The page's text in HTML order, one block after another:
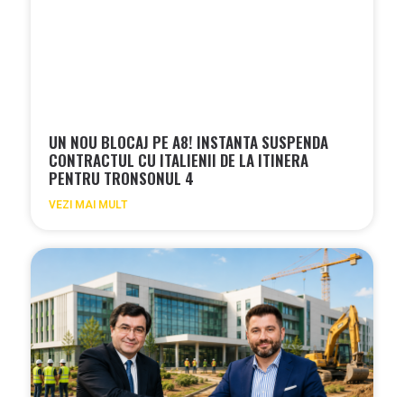
UN NOU BLOCAJ PE A8! INSTANTA SUSPENDA
CONTRACTUL CU ITALIENII DE LA ITINERA
PENTRU TRONSONUL 4
VEZI MAI MULT